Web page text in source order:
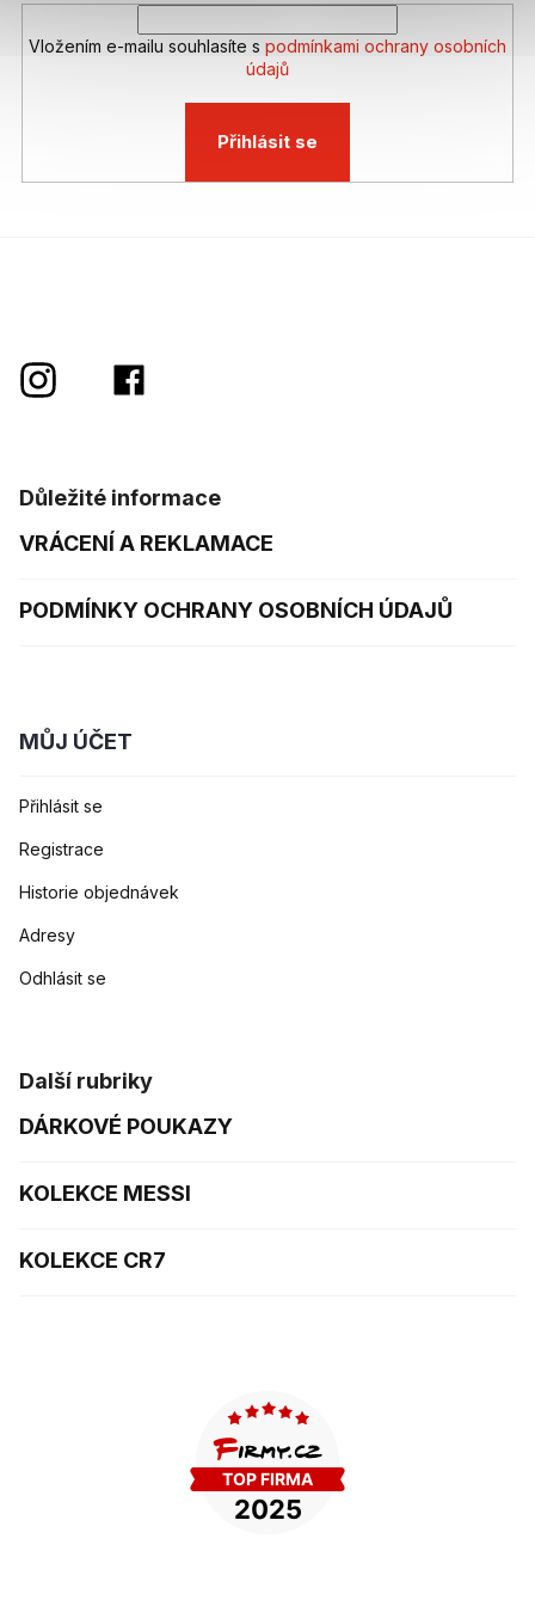
Vložením e-mailu souhlasíte s podmínkami ochrany osobních
údajů
Přihlásit se
Důležité informace
VRÁCENÍ A REKLAMACE
PODMÍNKY OCHRANY OSOBNÍCH ÚDAJŮ
MŮJ ÚČET
Přihlásit se
Registrace
Historie objednávek
Adresy
Odhlásit se
Další rubriky
DÁRKOVÉ POUKAZY
KOLEKCE MESSI
KOLEKCE CR7